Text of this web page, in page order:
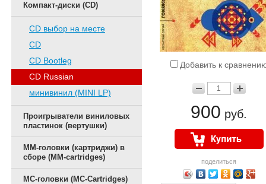
Компакт-диски (CD)
CD выбор на месте
CD
CD Bootleg
CD Russian
минивинил (MINI LP)
Проигрыватели виниловых
пластинок (вертушки)
ММ-головки (картриджи) в
сборе (MM-cartridges)
MC-головки (MC-Cartridges)
Добавить к
900 руб.
поделиться